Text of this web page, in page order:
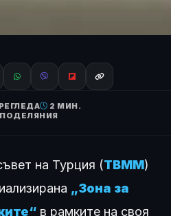
2 МИН.
на Турция (TBMM)
„Зона за
в рамките на своя